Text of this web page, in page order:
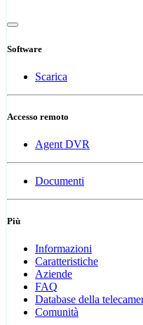
Software
Scarica
Accesso remoto
Agent DVR
Documenti
Più
Informazioni
Caratteristiche
Aziende
FAQ
Database della
Comunità